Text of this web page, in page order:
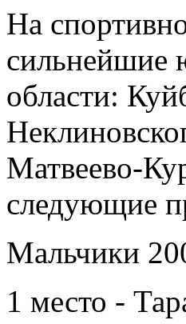
На
сильнейшие
области:
Матвеево-
следующие
Мальчики
1 место -